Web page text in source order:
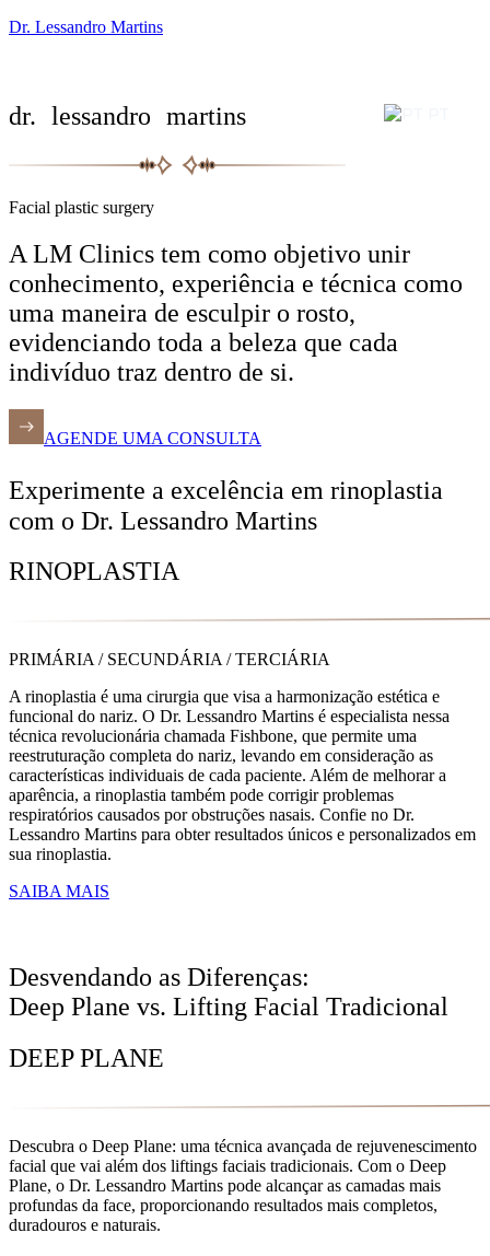
Dr. Lessandro Martins
dr. lessandro martins
Facial plastic surgery
A LM Clinics tem como objetivo unir
conhecimento, experiência e técnica como
uma maneira de esculpir o rosto,
evidenciando toda a beleza que cada
indivíduo traz dentro de si.
AGENDE UMA CONSULTA
Experimente a excelência em rinoplastia
com o Dr. Lessandro Martins
RINOPLASTIA
PRIMÁRIA / SECUNDÁRIA / TERCIÁRIA
A rinoplastia é uma cirurgia que visa a harmonização estética e
funcional do nariz. O Dr. Lessandro Martins é especialista nessa
técnica revolucionária chamada Fishbone, que permite uma
reestruturação completa do nariz, levando em consideração as
características individuais de cada paciente. Além de melhorar a
aparência, a rinoplastia também pode corrigir problemas
respiratórios causados por obstruções nasais. Confie no Dr.
Lessandro Martins para obter resultados únicos e personalizados em
sua rinoplastia.
SAIBA MAIS
Desvendando as Diferenças:
Deep Plane vs. Lifting Facial Tradicional
DEEP PLANE
Descubra o Deep Plane: uma técnica avançada de rejuvenescimento
facial que vai além dos liftings faciais tradicionais. Com o Deep
Plane, o Dr. Lessandro Martins pode alcançar as camadas mais
profundas da face, proporcionando resultados mais completos,
duradouros e naturais.